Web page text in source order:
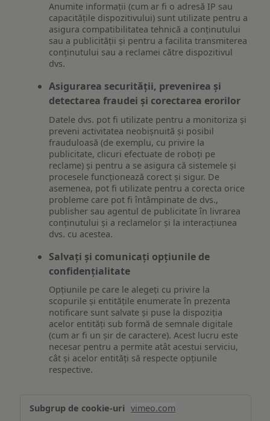
Anumite informații (cum ar fi o adresă IP sau
capacitățile dispozitivului) sunt utilizate pentru a
asigura compatibilitatea tehnică a conținutului
sau a publicității și pentru a facilita transmiterea
conținutului sau a reclamei către dispozitivul
dvs.
Asigurarea securității, prevenirea și
detectarea fraudei și corectarea erorilor
Datele dvs. pot fi utilizate pentru a monitoriza și
preveni activitatea neobișnuită și posibil
frauduloasă (de exemplu, cu privire la
publicitate, clicuri efectuate de roboți pe
reclame) și pentru a se asigura că sistemele și
procesele funcționează corect și sigur. De
asemenea, pot fi utilizate pentru a corecta orice
probleme care pot fi întâmpinate de dvs.,
publisher sau agentul de publicitate în livrarea
conținutului și a reclamelor și la interacțiunea
dvs. cu acestea.
Salvați și comunicați opțiunile de
confidențialitate
Opțiunile pe care le alegeți cu privire la
scopurile și entitățile enumerate în prezenta
notificare sunt salvate și puse la dispoziția
acelor entități sub formă de semnale digitale
(cum ar fi un șir de caractere). Acest lucru este
necesar pentru a permite atât acestui serviciu,
cât și acelor entități să respecte opțiunile
respective.
Asigurarea
funcționalităților
vimeo.com